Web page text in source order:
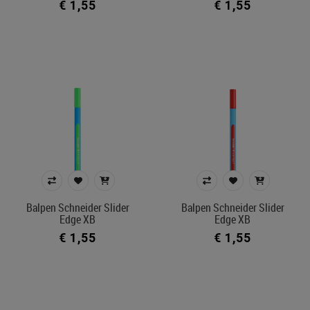
€ 1,55 € 1,55
Balpen Schneider Slider
Edge XB
€ 1,55
Balpen Schneider Slider
Edge XB
€ 1,55